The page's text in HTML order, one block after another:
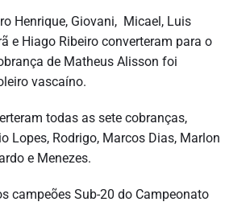
Henrique, Giovani, Micael, Luis
e Hiago Ribeiro converteram para o
de Matheus Alisson foi
vascaíno.
todas as sete cobranças,
Lopes, Rodrigo, Marcos Dias, Marlon
e Menezes.
campeões Sub-20 do Campeonato